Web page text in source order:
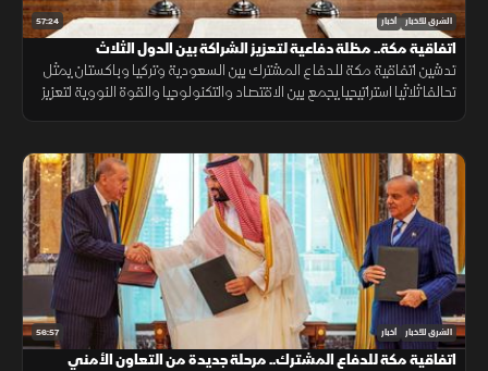
57:24 الشرق للأخبار أخبار
اتفاقية مكة.. مظلة دفاعية لتعزيز الشراكة بين الدول الثلاث
تدشين اتفاقية مكة للدفاع المشترك بين السعودية وتركيا وباكستان يمثل
تحالفا ثلاثيا استراتيجيا يجمع بين الاقتصاد والتكنولوجيا والقوة النووية لتعزيز
56:57 الشرق للأخبار أخبار
اتفاقية مكة للدفاع المشترك.. مرحلة جديدة من التعاون الأمني